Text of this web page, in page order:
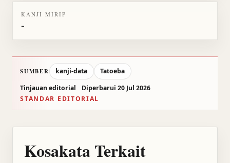
KANJI MIRIP
-
SUMBER kanji-data
Tatoeba
Tinjauan editorial
Diperbarui 20 Jul 2026
STANDAR EDITORIAL
Kosakata Terkait